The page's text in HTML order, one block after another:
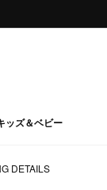
ッズ＆ベビー
DETAILS